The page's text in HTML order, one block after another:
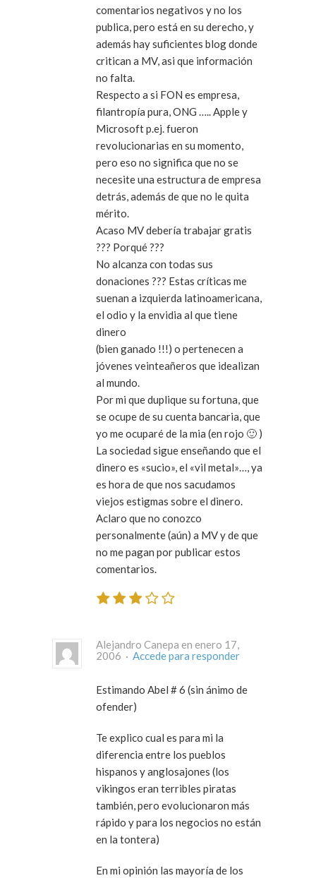
comentarios negativos y no los
publica, pero está en su derecho, y
además hay suficientes blog donde
critican a MV, asi que información
no falta.
Respecto a si FON es empresa,
filantropía pura, ONG ….. Apple y
Microsoft p.ej. fueron
revolucionarias en su momento,
pero eso no significa que no se
necesite una estructura de empresa
detrás, además de que no le quita
mérito.
Acaso MV debería trabajar gratis
??? Porqué ???
No alcanza con todas sus
donaciones ??? Estas críticas me
suenan a izquierda latinoamericana,
el odio y la envidia al que tiene
dinero
(bien ganado !!!) o pertenecen a
jóvenes veinteañeros que idealizan
al mundo.
Por mi que duplique su fortuna, que
se ocupe de su cuenta bancaria, que
yo me ocuparé de la mia (en rojo 🙂 )
La sociedad sigue enseñando que el
dinero es «sucio», el «vil metal»…, ya
es hora de que nos sacudamos
viejos estigmas sobre el dinero.
Aclaro que no conozco
personalmente (aún) a MV y de que
no me pagan por publicar estos
comentarios.
Alejandro Canepa en enero 17,
2006 · Accede para responder
Estimando Abel # 6 (sin ánimo de
ofender)
Te explico cual es para mi la
diferencia entre los pueblos
hispanos y anglosajones (los
vikingos eran terribles piratas
también, pero evolucionaron más
rápido y para los negocios no están
en la tontera)
En mi opinión las mayoría de los